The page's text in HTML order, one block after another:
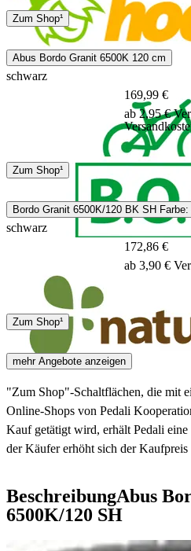
2 - 4 Tage
Zum Shop¹
Abus Bordo Granit 6500K 120 cm
schwarz
DHL
169,99 €
ab 2,95 €
Zum Shop¹
Bordo Granit 6500K/120 BK SH
schwarz
DHL
2 - 4 Tage
172,86 €
ab 3,90 €
Zum Shop¹
mehr Angebote anzeigen
"Zum Shop"-Schaltflächen, die mit
Online-Shops von Pedali
Kauf getätigt wird, erhält Pedali
der Käufer erhöht sich der
BeschreibungAbus
6500K/120 SH